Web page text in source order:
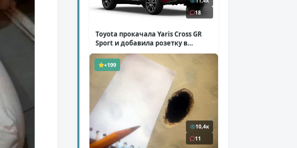
18
Toyota прокачала Yaris Cross GR
Sport и добавила розетку в
Harrier( 5 фото )
+199
10,4к
11